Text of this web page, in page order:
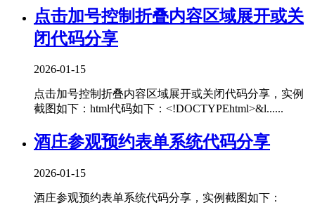
点击加号控制折叠内容区域展开或关
闭代码分享
2026-01-15
点击加号控制折叠内容区域展开或关闭代码分享，实例
截图如下：html代码如下：<!DOCTYPEhtml>&l......
酒庄参观预约表单系统代码分享
2026-01-15
酒庄参观预约表单系统代码分享，实例截图如下：